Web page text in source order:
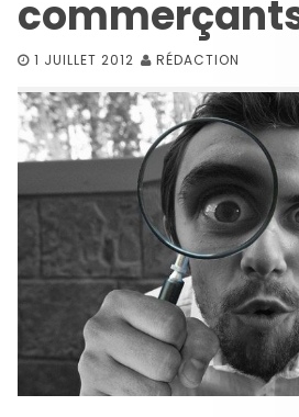
1 JUILLET 2012 RÉDACTION